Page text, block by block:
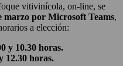
vitivinícola, on-line, se
marzo por Microsoft Teams,
a elección:
y 10.30 horas.
12.30 horas.